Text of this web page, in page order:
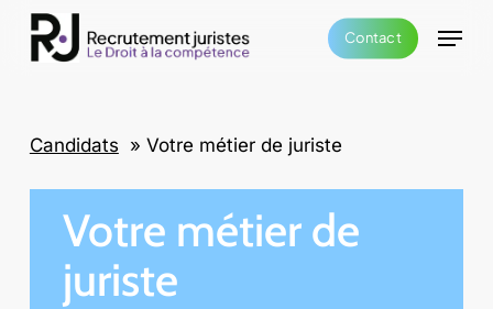
Skip
Contact
Menu
Candidats » Votre métier de juriste
Votre métier de
juriste